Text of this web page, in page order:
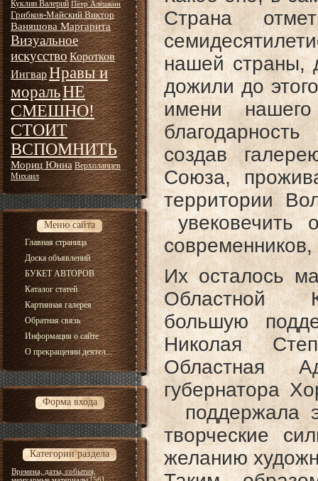
Куклин Валерий Пётр Алёшкин
Грибков-Майский Виктор
Ваняшова Маргарита
Визуальное
искусство Коротков
ИнгварНравы и
моральНЕ
СМЕШНО!
СТОИТ
ВСПОМНИТЬ
Мориц Юнна Верхоланцев
Михаил
Меню сайта
Главная страница
Доска объявлений
БУКЕТ АВТОРОВ
Каталог статей
Картинная галерея
Обратная связь
Информация о сайте
О прекращении деятел...
Форма входа
Категории раздела
Времена, даты, события,
Страна
нашей страны,
дожили до
имени
создав
Союза,
территории
увековечить
Их осталось
Областной
большую
Николая
Областная
губернатора
поддержала
творческие
желанию